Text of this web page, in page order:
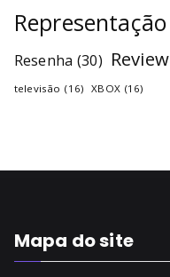
Representação
Resenha (30) Review
televisão (16) XBOX (16)
Mapa do site